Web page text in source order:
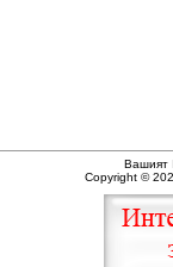
Вашият
Copyright ©